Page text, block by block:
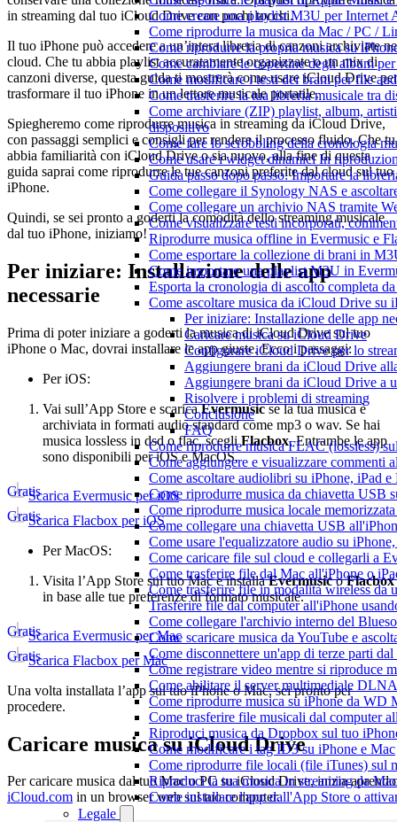
Come creare una playlist M3U per
Come riprodurre la musica da Mac / PC /
Come riprodurre la propria musica su
Come cambiare le copertine degli album
Come modificare i testi dei brani per file
Come trasferire la tua libreria musicale tra
Come archiviare (ZIP) playlist, album,
dispositivo
Come fare lo scrobbling della cronologia
Come usare i widget dinamici In
Guida passo dopo passo: Importare la
Come collegare il Synology NAS e
Come collegare un archivio NAS tramite
Come visualizzare testi incorporati,
Riprodurre musica offline in Evermusic e
Come esportare la collezione di brani in
Come importare una playlist M3U in
Esporta la cronologia di ascolto completa
Come ascoltare musica da iCloud Drive su
Per iniziare: Installazione delle app
Caricare musica su iCloud Drive
Configurare iCloud Drive per lo
Aggiungere brani da iCloud Drive
Aggiungere brani da iCloud Drive a
Risolvere i problemi di streaming
Conclusione
FAQ
Come riprodurre musica FLAC (lossless)
Come aggiungere e visualizzare commenti
Come ascoltare audiolibri su iPhone, iPad
Come riprodurre musica da chiavetta USB
Come riprodurre musica locale
Come collegare una chiavetta USB
Come usare l'equalizzatore audio su
Come caricare file sul cloud e collegarli a
Come trasferire file dal Mac all'iPhone o
Come trasferire file in modalità wireless da
Trasferire file dal computer all'iPhone
Come collegare l'archivio interno del
Come scaricare musica da YouTube e
Come disconnettere un'app di terze parti
Come registrare video mentre si riproduce
Come abilitare il server multimediale
Come riprodurre musica su iPhone da WD
Come trasferire file musicali dal computer
Riproduci musica da Dropbox sul tuo
Come modificare i tag ID3 su iPhone e Mac
Come riprodurre file locali (file iTunes) sul
Riproduci la tua musica in streaming da
Come installare l'app dall'App Store o
Legale
in streaming dal tuo iCloud Drive con pochi tocchi.
Il tuo iPhone può accedere a un’intera libreria di canzoni archiviate
cloud. Che tu abbia playlist accuratamente organizzate o un mix di
canzoni diverse, questa guida ti mostrerà come usare iCloud Drive per
trasformare il tuo iPhone in un lettore musicale portatile.
Spiegheremo come riprodurre musica in streaming da iCloud Drive,
con passaggi semplici e consigli per rendere il processo fluido. Che tu
abbia familiarità con iCloud Drive o sia nuovo, alla fine di questa
guida saprai come riprodurre le tue canzoni preferite dal cloud sul tuo
iPhone.
Quindi, se sei pronto a goderti la comodità dello streaming musicale
dal tuo iPhone, iniziamo!
Per iniziare: Installazione delle app
necessarie
Prima di poter iniziare a goderti la musica di iCloud Drive sul tuo
iPhone o Mac, dovrai installare le app giuste. Ecco i passaggi:
Per iOS:
Vai sull’App Store e scaricaEvermusicse la tua musica è
archiviata in formati audio standard come mp3 o wav. Se hai
musica lossless in dsd o flac, scegliFlacbox. Entrambe le app
sono disponibili per iOS e MacOS.
Scarica Evermusic per iOS
Gratis
Scarica Flacbox per iOS
Gratis
Per MacOS:
Visita l’App Store sul tuo Mac e installaEvermusicoFlacbox
in base alle tue preferenze di formato musicale.
Scarica Evermusic per Mac
Gratis
Scarica Flacbox per Mac
Gratis
Una volta installata l’app sul tuo iPhone o Mac, sei pronto per
procedere.
Caricare musica su iCloud Drive
Per caricare musica dal tuo Mac o PC su iCloud Drive, inizia aprendo
iCloud.com in un browser web sul tuo computer.